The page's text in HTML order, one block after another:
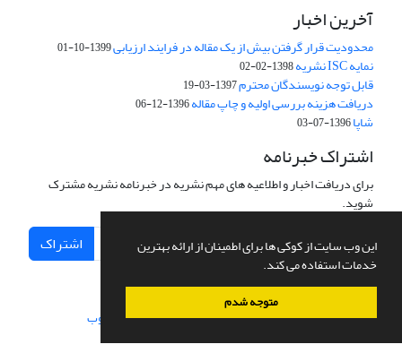
این وب سایت از کوکی ها برای اطمینان از ارائه بهترین
خدمات استفاده می کند.
متوجه شدم
آخرین اخبار
محدودیت قرار گرفتن بیش از یک مقاله در فرایند ارزیابی1399-10-01
نمایه ISC نشریه 1398-02-02
قابل توجه نویسندگان محترم1397-03-19
دریافت هزینه بررسی اولیه و چاپ مقاله1396-12-06
شاپا1396-07-03
اشتراک خبرنامه
برای دریافت اخبار و اطلاعیه های مهم نشریه در خبرنامه نشریه مشترک
شوید.
اشتراک
سامانه مدیریت نشریات علمی.طراحی و پیاده سازی از سیناوب